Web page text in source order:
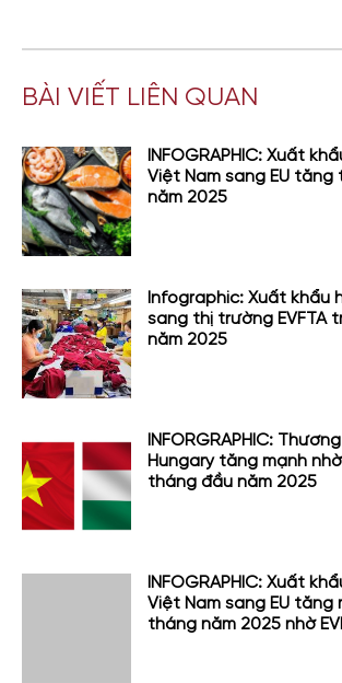
BÀI VIẾT LIÊN QUAN
INFOGRAPHIC: Xuất
Việt Nam sang EU
năm 2025
Infographic: Xuất khẩu
sang thị trường EVFTA
năm 2025
INFORGRAPHIC:
Hungary tăng mạnh
tháng đầu năm 2025
INFOGRAPHIC: Xuất
Việt Nam sang EU tăng
tháng năm 2025 nhờ